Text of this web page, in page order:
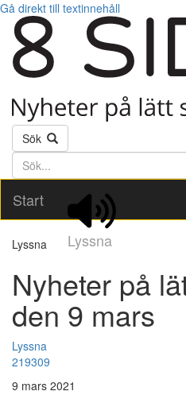
Gå direkt till textinnehåll
Sök
Söktext
Start
Lyssna
Lyssna
Nyheter på
den 9 mars
Lyssna
219309
9 mars 2021